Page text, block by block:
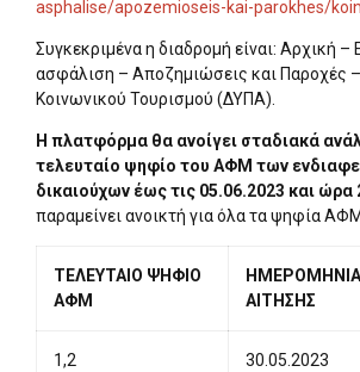
asphalise/apozemioseis-kai-parokhes/
Συγκεκριμένα η διαδρομή είναι: Αρχική –
ασφάλιση – Αποζημιώσεις και Παροχές
Κοινωνικού Τουρισμού (ΔΥΠΑ).
Η πλατφόρμα θα ανοίγει σταδιακά
τελευταίο ψηφίο του ΑΦΜ των
δικαιούχων έως τις 05.06.2023 και ώρα
παραμείνει ανοικτή για όλα τα ψηφία
ΤΕΛΕΥΤΑΙΟ ΨΗΦΙΟ
ΑΦΜ
ΑΙΤΗΣΗΣ
1,2 30.05.2023